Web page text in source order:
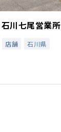
川七尾営業所
店舗 石川県